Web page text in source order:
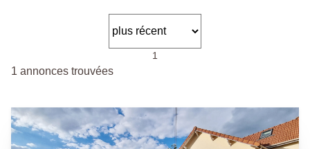
1
1 annonces trouvées